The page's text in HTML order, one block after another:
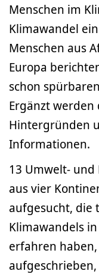
Menschen im
Klimawandel
Menschen aus
Europa
schon
Ergänzt
Hintergründen
Informationen.
13 Umwelt-
aus vier
aufgesucht, die
Klimawandels
erfahren